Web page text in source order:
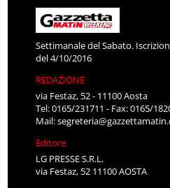
Settimanale del Sabato.
del 4/10/2016
REDAZIONE
via Festaz, 52 - 11100 Aosta
Tel: 0165/231711 - Fax: 0165/
Mail:
Editore
LG PRESSE S.R.L.
via Festaz, 52 11100 AOSTA